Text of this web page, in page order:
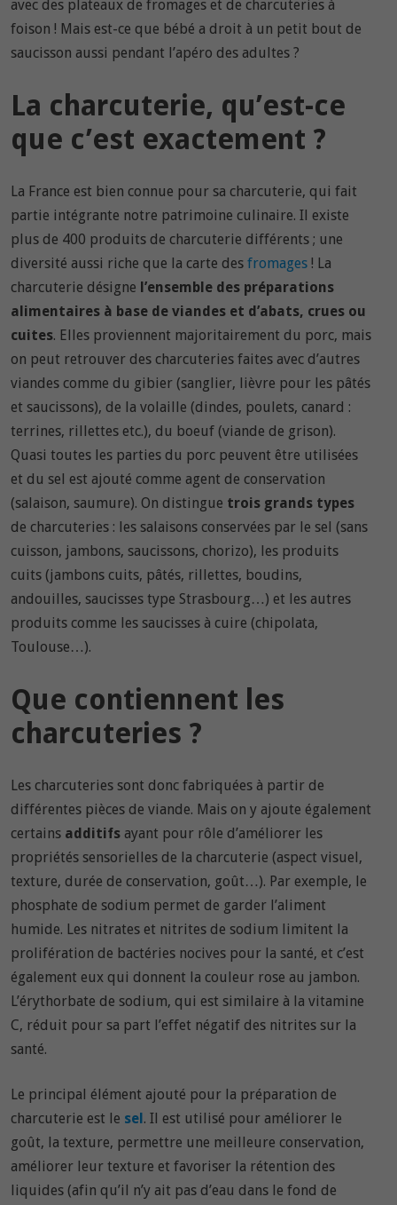
avec des plateaux de fromages et de charcuteries à
foison ! Mais est-ce que bébé a droit à un petit bout de
saucisson aussi pendant l’apéro des adultes ?
La charcuterie, qu’est-ce
que c’est exactement ?
La France est bien connue pour sa charcuterie, qui fait
partie intégrante notre patrimoine culinaire. Il existe
plus de 400 produits de charcuterie différents ; une
diversité aussi riche que la carte desfromages ! La
charcuterie désigne l’ensemble des préparations
alimentaires à base de viandes et d’abats, crues ou
cuites. Elles proviennent majoritairement du porc, mais
on peut retrouver des charcuteries faites avec d’autres
viandes comme du gibier (sanglier, lièvre pour les pâtés
et saucissons), de la volaille (dindes, poulets, canard :
terrines, rillettes etc.), du boeuf (viande de grison).
Quasi toutes les parties du porc peuvent être utilisées
et du sel est ajouté comme agent de conservation
(salaison, saumure). On distingue trois grands types
de charcuteries : les salaisons conservées par le sel (sans
cuisson, jambons, saucissons, chorizo), les produits
cuits (jambons cuits, pâtés, rillettes, boudins,
andouilles, saucisses type Strasbourg…) et les autres
produits comme les saucisses à cuire (chipolata,
Toulouse…).
Que contiennent les
charcuteries ?
Les charcuteries sont donc fabriquées à partir de
différentes pièces de viande. Mais on y ajoute également
certains additifs ayant pour rôle d’améliorer les
propriétés sensorielles de la charcuterie (aspect visuel,
texture, durée de conservation, goût…). Par exemple, le
phosphate de sodium permet de garder l’aliment
humide. Les nitrates et nitrites de sodium limitent la
prolifération de bactéries nocives pour la santé, et c’est
également eux qui donnent la couleur rose au jambon.
L’érythorbate de sodium, qui est similaire à la vitamine
C, réduit pour sa part l’effet négatif des nitrites sur la
santé.
Le principal élément ajouté pour la préparation de
charcuterie est le sel . Il est utilisé pour améliorer le
goût, la texture, permettre une meilleure conservation,
améliorer leur texture et favoriser la rétention des
liquides (afin qu’il n’y ait pas d’eau dans le fond de